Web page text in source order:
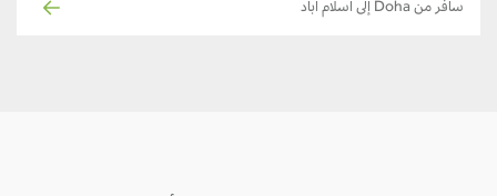
سافر من Doha إلى اسلام آباد